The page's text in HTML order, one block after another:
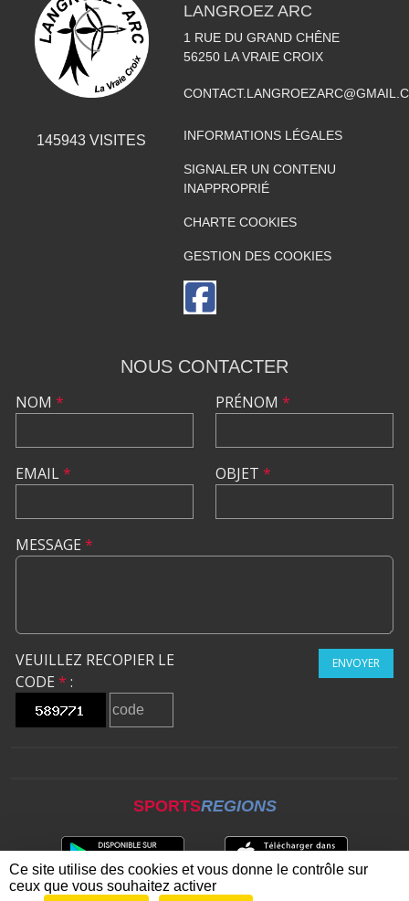
145943 VISITES
LANGROEZ ARC
1 RUE DU GRAND CHÊNE
56250 LA VRAIE CROIX
INFORMATIONS LÉGALES
SIGNALER UN CONTENU
INAPPROPRIÉ
CHARTE COOKIES
GESTION DES COOKIES
NOUS CONTACTER
NOM *
EMAIL*
PRÉNOM *
OBJET *
MESSAGE *
VEUILLEZ RECOPIER LE
CODE * :
ENVOYER
SPORTSREGIONS
Ce site utilise des cookies et vous donne le contrôle sur
ceux que vous souhaitez activer